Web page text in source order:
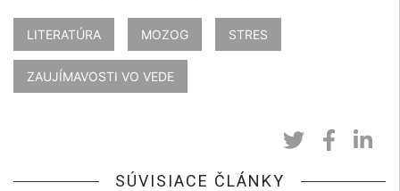
LITERATÚRA MOZOG STRES
ZAUJÍMAVOSTI VO VEDE
SÚVISIACE ČLÁNKY